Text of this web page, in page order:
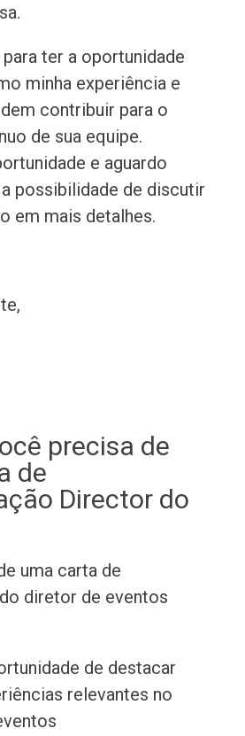
ter a oportunidade
minha experiência e
contribuir para o
de sua equipe.
e aguardo
possibilidade de discutir
em mais detalhes.
precisa de
de
Director do
uma carta de
diretor de eventos
de destacar
relevantes no